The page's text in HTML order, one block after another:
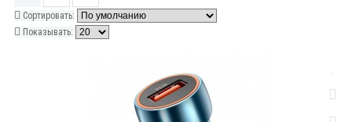
Сортировать:
Показывать: